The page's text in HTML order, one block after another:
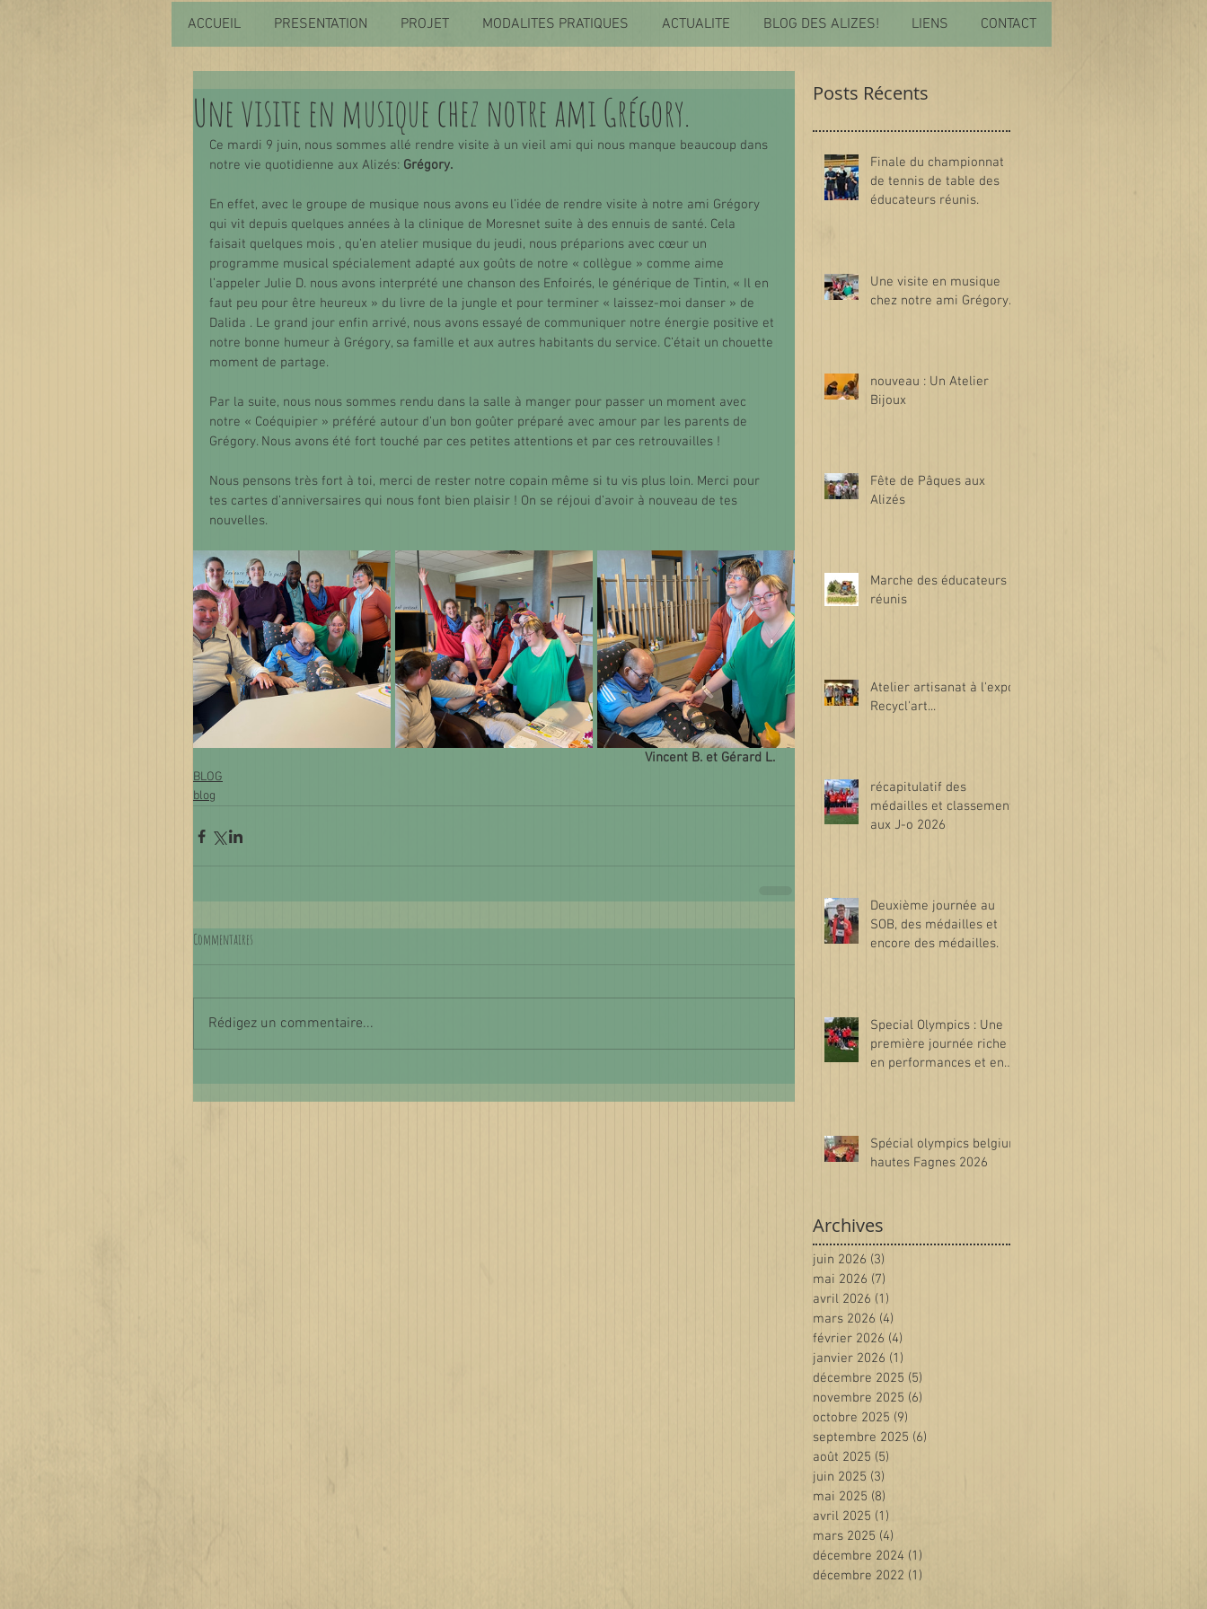
ACCUEIL PRESENTATION PROJET MODALITES PRATIQUES ACTUALITE BLOG DES ALIZES! LIENS CONTACT
Une visite en musique chez notre ami Grégory.
Ce mardi 9 juin, nous sommes allé rendre visite à un vieil ami qui nous manque beaucoup dans
notre vie quotidienne aux Alizés: Grégory.
En effet, avec le groupe de musique nous avons eu l’idée de rendre visite à notre ami Grégory
qui vit depuis quelques années à la clinique de Moresnet suite à des ennuis de santé. Cela
faisait quelques mois , qu’en atelier musique du jeudi, nous préparions avec cœur un
programme musical spécialement adapté aux goûts de notre « collègue » comme aime
l’appeler Julie D. nous avons interprété une chanson des Enfoirés, le générique de Tintin, « Il en
faut peu pour être heureux » du livre de la jungle et pour terminer « laissez-moi danser » de
Dalida . Le grand jour enfin arrivé, nous avons essayé de communiquer notre énergie positive et
notre bonne humeur à Grégory, sa famille et aux autres habitants du service. C’était un chouette
moment de partage.
Par la suite, nous nous sommes rendu dans la salle à manger pour passer un moment avec
notre « Coéquipier » préféré autour d’un bon goûter préparé avec amour par les parents de
Grégory. Nous avons été fort touché par ces petites attentions et par ces retrouvailles !
Nous pensons très fort à toi, merci de rester notre copain même si tu vis plus loin. Merci pour
tes cartes d’anniversaires qui nous font bien plaisir ! On se réjoui d’avoir à nouveau de tes
nouvelles.
Vincent B. et Gérard L.
BLOG
blog
Commentaires
Rédigez un commentaire...
Posts Récents
Finale du championnat
de tennis de table des
éducateurs réunis.
Une visite en musique
chez notre ami Grégory.
nouveau : Un Atelier
Bijoux
Fête de Pâques aux
Alizés
Marche des éducateurs
réunis
Atelier artisanat à l'expo
Recycl'art...
récapitulatif des
médailles et classements
aux J-o 2026
Deuxième journée au
SOB, des médailles et
encore des médailles.
Special Olympics : Une
première journée riche
en performances et en
Spécial olympics belgium
hautes Fagnes 2026
Archives
juin 2026 (3)
mai 2026 (7)
avril 2026 (1)
mars 2026 (4)
février 2026 (4)
janvier 2026 (1)
décembre 2025 (5)
novembre 2025 (6)
octobre 2025 (9)
septembre 2025 (6)
août 2025 (5)
juin 2025 (3)
mai 2025 (8)
avril 2025 (1)
mars 2025 (4)
décembre 2024 (1)
décembre 2022 (1)